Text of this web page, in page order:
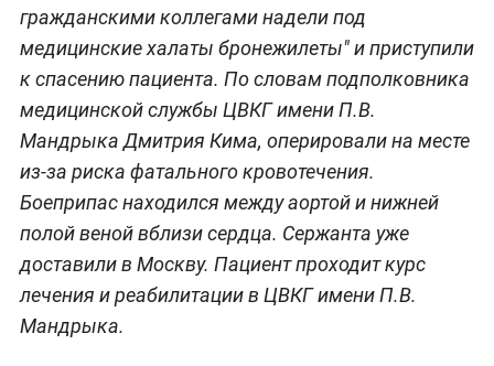
гражданскими коллегами надели под
медицинские халаты бронежилеты" и приступили
к спасению пациента. По словам подполковника
медицинской службы ЦВКГ имени П.В.
Мандрыка Дмитрия Кима, оперировали на месте
из-за риска фатального кровотечения.
Боеприпас находился между аортой и нижней
полой веной вблизи сердца. Сержанта уже
доставили в Москву. Пациент проходит курс
лечения и реабилитации в ЦВКГ имени П.В.
Мандрыка.